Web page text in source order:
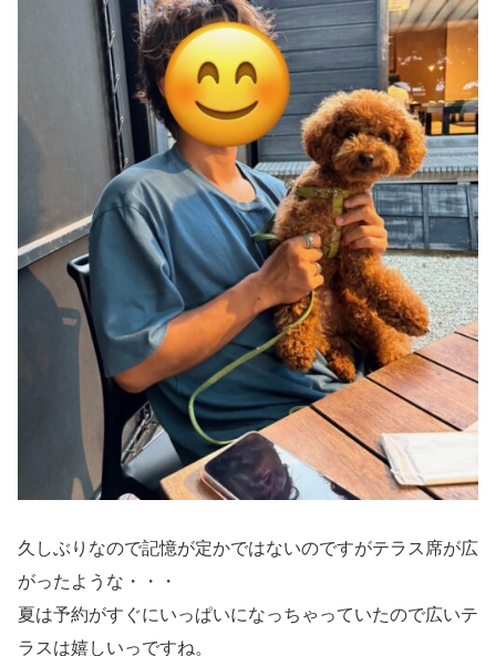
久しぶりなので記憶が定かではないのですがテラス席が広
がったような・・・
夏は予約がすぐにいっぱいになっちゃっていたので広いテ
ラスは嬉しいっですね。